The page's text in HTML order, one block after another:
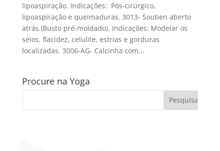
lipoaspiração. Indicações: Pós-cirúrgico,
lipoaspiração e queimaduras. 3013- Soutien aberto
atrás (Busto pré-moldado). Indicações: Modelar os
seios, flacidez, celulite, estrias e gorduras
localizadas. 3006-AG- Calcinha com...
Procure na Yoga